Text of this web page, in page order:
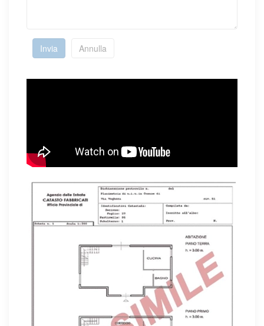
Invia Annulla
Mostra